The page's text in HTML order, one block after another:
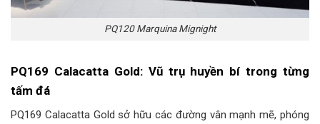
PQ120 Marquina Mignight
PQ169 Calacatta Gold: Vũ trụ huyền bí trong từng
tấm đá
PQ169 Calacatta Gold sở hữu các đường vân mạnh mẽ, phóng